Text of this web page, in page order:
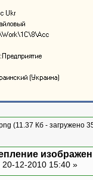
(11.37 Кб - загружено
20-12-2010 15:40 »